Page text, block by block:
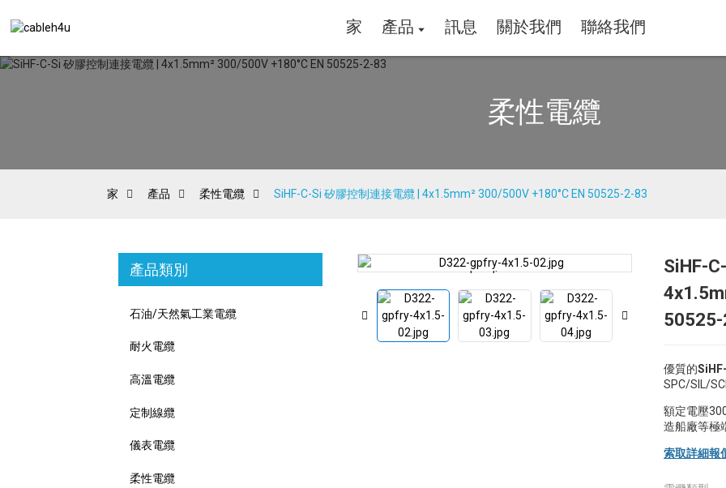
家 產品 訊息 關於我們 聯絡我們
柔性電纜
家 產品 柔性電纜 SiHF-C-Si 矽膠控制連接電纜 | 4x1.5mm² 300/500V +180°C EN 50525-2-83
產品類別
石油/天然氣工業電纜
耐火電纜
高溫電纜
定制線纜
儀表電纜
柔性電纜
Loading...
Loading... Loading...
Loading...
SiHF-
優質的
SPC/SIL/
額定電壓
造船廠等極
索取詳細報